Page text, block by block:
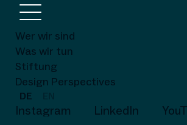
Wer wir sind
Was wir tun
Stiftung
Design Perspectives
DE
Instagram LinkedIn